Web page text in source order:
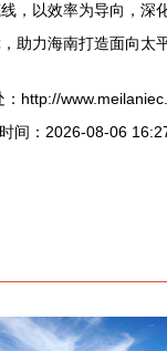
，以效率为导向，
力海南打造面向太
：http://
间：2026-08-06